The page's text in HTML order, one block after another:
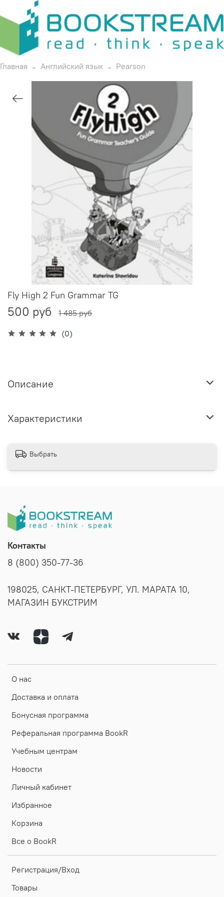
Главная Английский язык Pearson
(0)
Fly High 2 Fun Grammar TG
500 руб 1 485 руб
Описание
Характеристики
Выбрать
О нас
Доставка и оплата
Бонусная программа
Реферальная программа BookR
Учебным центрам
Новости
Личный кабинет
Избранное
Корзина
Все о BookR
Регистрация/Вход
Товары
Контакты
8 (800) 350-77-36
198025, САНКТ-ПЕТЕРБУРГ, УЛ. МАРАТА 10,
МАГАЗИН БУКСТРИМ